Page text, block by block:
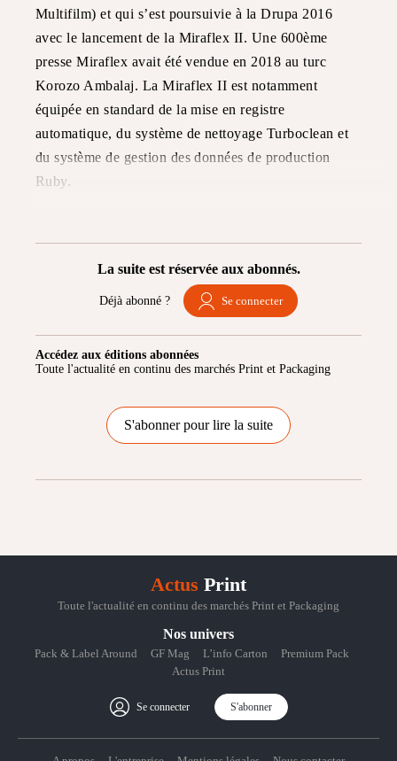
Multifilm) et qui s’est poursuivie à la Drupa 2016
avec le lancement de la Miraflex II. Une 600ème
presse Miraflex avait été vendue en 2018 au turc
Korozo Ambalaj. La Miraflex II est notamment
équipée en standard de la mise en registre
automatique, du système de nettoyage Turboclean et
du système de gestion des données de production
Ruby.
La suite est réservée aux abonnés.
Déjà abonné ? Se connecter
Accédez aux éditions abonnées
Toute l'actualité en continu des marchés Print et Packaging
S'abonner pour lire la suite
Actus Print
Toute l'actualité en continu des marchés Print et Packaging
Nos univers
Pack & Label Around GF Mag L’info Carton
Premium Pack
Actus Print
Se connecter S'abonner